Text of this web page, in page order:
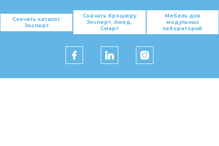
Скачать каталог
Эксперт
Скачать брошюру
Эксперт, Амед,
Смарт
Мебель для
модульных
лабораторий